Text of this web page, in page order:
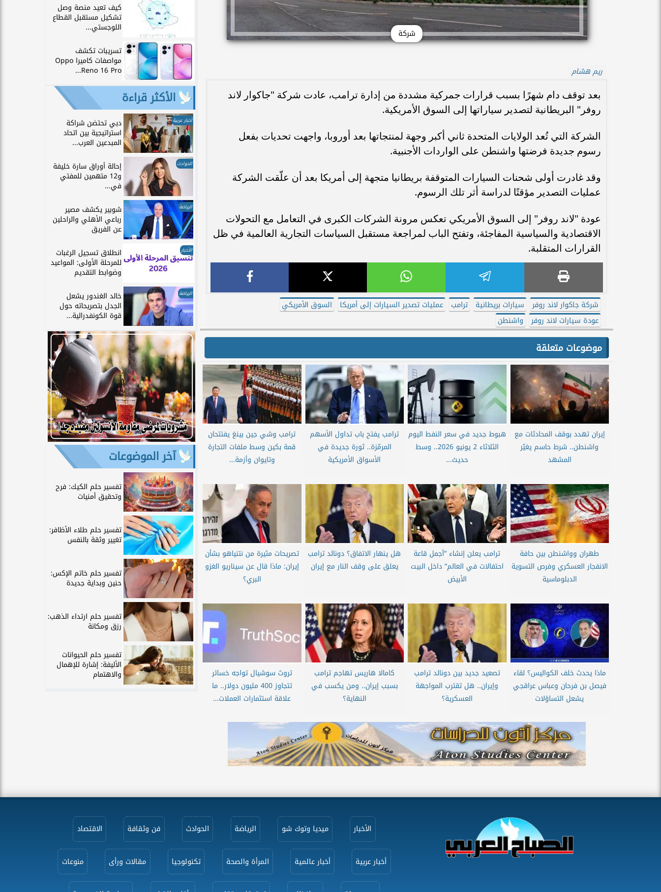
شركة
ريم هشام
بعد توقف دام شهرًا بسبب قرارات جمركية مشددة من إدارة ترامب، عادت شركة "جاكوار لاند
روفر" البريطانية لتصدير سياراتها إلى السوق الأمريكية.
الشركة التي تُعد الولايات المتحدة ثاني أكبر وجهة لمنتجاتها بعد أوروبا، واجهت تحديات بفعل
رسوم جديدة فرضتها واشنطن على الواردات الأجنبية.
وقد غادرت أولى شحنات السيارات المتوقفة بريطانيا متجهة إلى أمريكا بعد أن علّقت الشركة
عمليات التصدير مؤقتًا لدراسة أثر تلك الرسوم.
عودة "لاند روفر" إلى السوق الأمريكي تعكس مرونة الشركات الكبرى في التعامل مع التحولات
الاقتصادية والسياسية المفاجئة، وتفتح الباب لمراجعة مستقبل السياسات التجارية العالمية في ظل
القرارات المتقلبة.
شركة جاكوار لاند روفر سيارات بريطانية ترامب عمليات تصدير السيارات إلى أمريكا
السوق الأمريكي
عودة سيارات لاند روفر
واشنطن
موضوعات متعلقة
إيران تهدد بوقف المحادثات مع
واشنطن.. شرط حاسم يغيّر
المشهد
هبوط جديد في سعر النفط اليوم
الثلاثاء 2 يونيو 2026.. وسط
حديث...
ترامب يفتح باب تداول الأسهم
المرمّزة.. ثورة جديدة في
الأسواق الأمريكية
ترامب وشي جين بينغ يفتتحان
قمة بكين وسط ملفات التجارة
وتايوان وأزمة...
طهران وواشنطن بين حافة
الانفجار العسكري وفرص التسوية
الدبلوماسية
ترامب يعلن إنشاء ”أجمل قاعة
احتفالات في العالم” داخل البيت
الأبيض
هل ينهار الاتفاق؟ دونالد ترامب
يعلق على وقف النار مع إيران
تصريحات مثيرة من نتنياهو بشأن
إيران: ماذا قال عن سيناريو الغزو
البري؟
ماذا يحدث خلف الكواليس؟ لقاء
فيصل بن فرحان وعباس عراقجي
يشعل التساؤلات
تصعيد جديد بين دونالد ترامب
وإيران.. هل تقترب المواجهة
العسكرية؟
كامالا هاريس تهاجم ترامب
بسبب إيران.. ومن يكسب في
النهاية؟
تروث سوشيال تواجه خسائر
تتجاوز 400 مليون دولار.. ما
علاقة استثمارات العملات...
كيف تعيد منصة وصل
تشكيل مستقبل القطاع
اللوجستي...
تسريبات تكشف
مواصفات كاميرا Oppo
Reno 16 Pro...
الأكثر قراءة
أخبار عربية دبي تحتضن شراكة
استراتيجية بين اتحاد
المبدعين العرب...
الحوادث إحالة أوراق سارة خليفة
و12 متهمين للمفتي
في...
الرياضة شوبير يكشف مصير
رباعي الأهلي والراحلين
عن الفريق
الأخبار انطلاق تسجيل الرغبات
للمرحلة الأولى: المواعيد
وضوابط التقديم
الرياضة خالد الغندور يشعل
الجدل بتصريحاته حول
قوة الكونفدرالية...
آخر الموضوعات
تفسير حلم الكيك: فرح
وتحقيق أمنيات
تفسير حلم طلاء الأظافر:
تغيير وثقة بالنفس
تفسير حلم خاتم الإكس:
حنين وبداية جديدة
تفسير حلم ارتداء الذهب:
رزق ومكانة
تفسير حلم الحيوانات
الأليفة: إشارة للإهمال
والاهتمام
الأخبار ميديا وتوك شو الرياضة الحوادث فن وثقافة الاقتصاد
أخبار عربية أخبار عالمية المرأة والصحة تكنولوجيا مقالات ورأى منوعات